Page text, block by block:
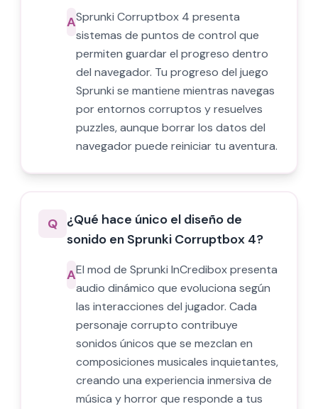
ASprunki Corruptbox 4 presenta
sistemas de puntos de control que
permiten guardar el progreso dentro
del navegador. Tu progreso del juego
Sprunki se mantiene mientras navegas
por entornos corruptos y resuelves
puzzles, aunque borrar los datos del
navegador puede reiniciar tu aventura.
Q ¿Qué hace único el diseño de
sonido en Sprunki Corruptbox 4?
AEl mod de Sprunki InCredibox presenta
audio dinámico que evoluciona según
las interacciones del jugador. Cada
personaje corrupto contribuye
sonidos únicos que se mezclan en
composiciones musicales inquietantes,
creando una experiencia inmersiva de
música y horror que responde a tus